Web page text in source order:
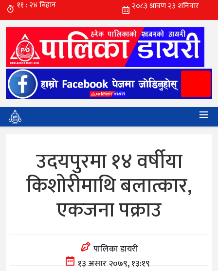
उदयपुरमा १४ वर्षीया
किशोरीमाथि बलात्कार,
एकजना पक्राउ
पालिका डायरी
१३ असार २०७९, १३:१९